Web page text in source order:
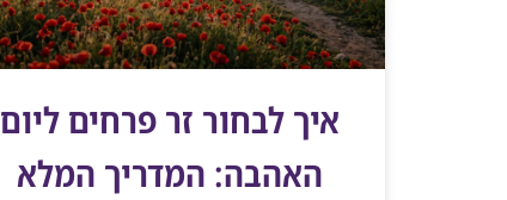
איך לבחור זר פרחים ליום
האהבה: המדריך המלא